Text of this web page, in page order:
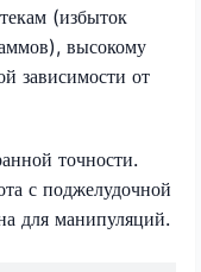
(избыток
высокому
зависимости от
точности.
с поджелудочной
для манипуляций.